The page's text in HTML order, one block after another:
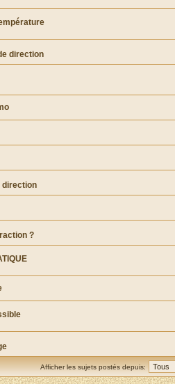
direction
direction
?
Afficher les sujets postés depuis: